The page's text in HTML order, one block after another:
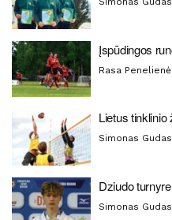
Įspūdingos
Rasa Penelienė
Lietus tinklinio
Simonas Gudas
Dziudo
Simonas Gudas